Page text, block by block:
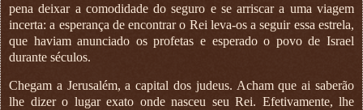
pena deixar a comodidade do seguro e se arriscar a uma viagem
incerta: a esperança de encontrar o Rei leva-os a seguir essa estrela,
que haviam anunciado os profetas e esperado o povo de Israel
durante séculos.
Chegam a Jerusalém, a capital dos judeus. Acham que ai saberão
lhe dizer o lugar exato onde nasceu seu Rei. Efetivamente, lhe